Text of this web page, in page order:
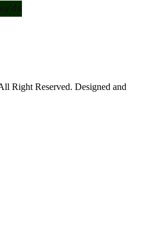
Right Reserved. Designed and